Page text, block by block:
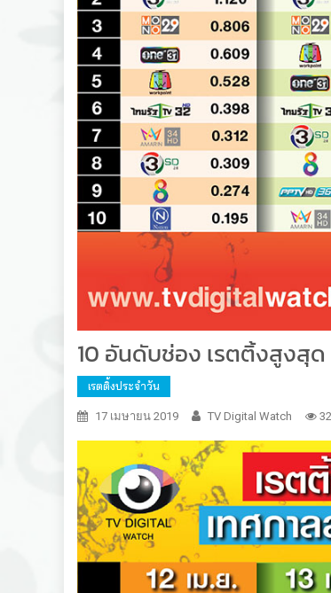
10 อันดับช่อง เรตติ้งสูงสุ
เรตติ้งประจำวัน
17 เมษายน 2019 TV Digital Watch